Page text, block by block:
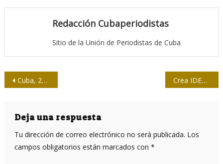
Redacción Cubaperiodistas
Sitio de la Unión de Periodistas de Cuba
Navegación
entradas
Cuba, 2024 Crea IDEAS Multimedios, Consejo Científico Asesor
Deja una respuesta
Tu dirección de correo electrónico no será publicada. Los
campos obligatorios están marcados con *